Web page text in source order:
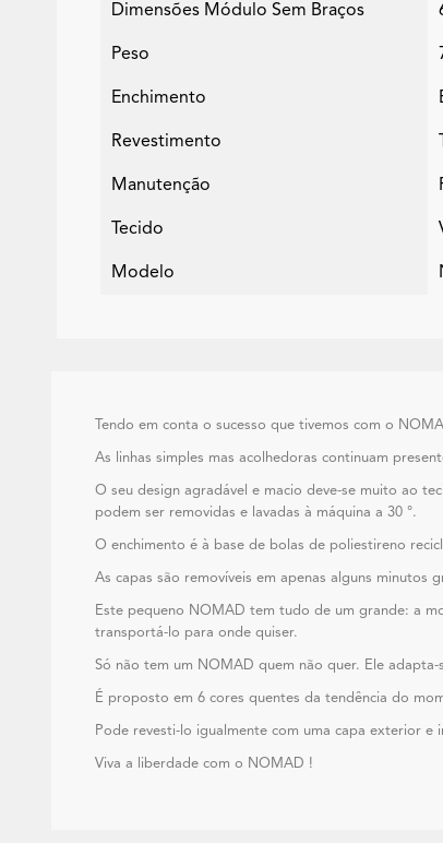
Dimensões Módulo Sem Braços
Peso
Enchimento
Revestimento
Manutenção
Tecido
Modelo
Tendo em conta o sucesso que tivemos com o
As linhas simples mas acolhedoras continuam
O seu design agradável e macio deve-se muito ao
podem ser removidas e lavadas à máquina a 30 °.
O enchimento é à base de bolas de poliestireno
As capas são removíveis em apenas alguns minutos
Este pequeno NOMAD tem tudo de um grande: a
transportá-lo para onde quiser.
Só não tem um NOMAD quem não quer. Ele
É proposto em 6 cores quentes da tendência do
Pode revesti-lo igualmente com uma capa exterior e
Viva a liberdade com o NOMAD !